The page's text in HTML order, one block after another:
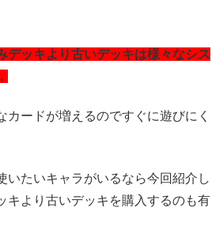
デッキより古いデッキは様々なシス
カードが増えるのですぐに遊びにく
いたいキャラがいるなら今回紹介し
キより古いデッキを購入するのも有